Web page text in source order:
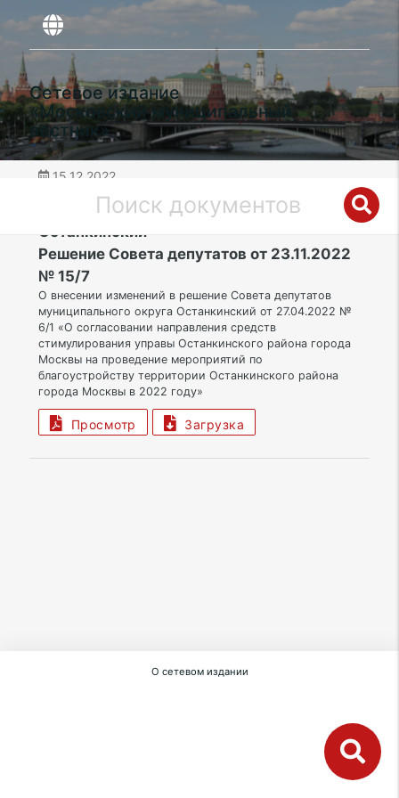
Сетевое издание
«Московский муниципальный
вестник»
15.12.2022
СВАО | Муниципальный округ
Останкинский
Решение Совета депутатов от 23.11.2022
№ 15/7
О внесении изменений в решение Совета депутатов
муниципального округа Останкинский от 27.04.2022 №
6/1 «О согласовании направления средств
стимулирования управы Останкинского района города
Москвы на проведение мероприятий по
благоустройству территории Останкинского района
города Москвы в 2022 году»
Просмотр Загрузка
О сетевом издании